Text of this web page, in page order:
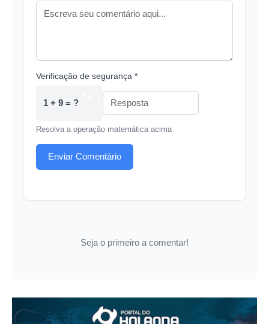
Verificação de segurança *
1 + 9 = ?
Resolva a operação matemática acima
Enviar Comentário
Seja o primeiro a comentar!